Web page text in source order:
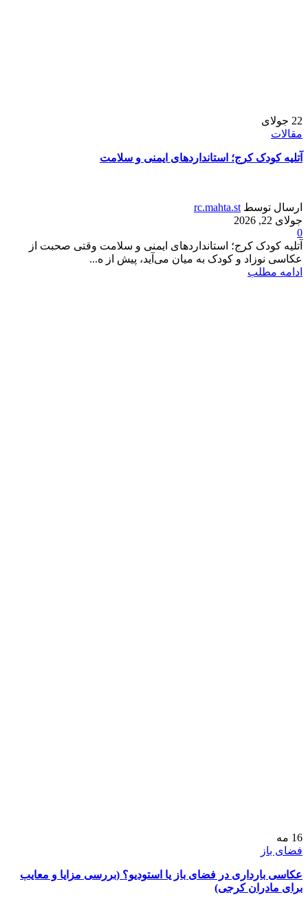
22 جولای
مقالات
آتلیه کودک کرج؛ استانداردهای ایمنی و سلامت
ارسال توسط rc.mahta.st
جولای 22, 2026
0
آتلیه کودک کرج؛ استانداردهای ایمنی و سلامت وقتی صحبت از
عکاسی نوزاد و کودک به میان می‌آید، پیش از ه...
ادامه مطلب
16 مه
فضای باز
عکاسی بارداری در فضای باز یا استودیو؟ (بررسی مزایا و معایب
برای مادران کرجی)